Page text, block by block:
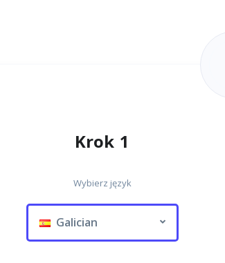
Krok 1
Wybierz język
Galician